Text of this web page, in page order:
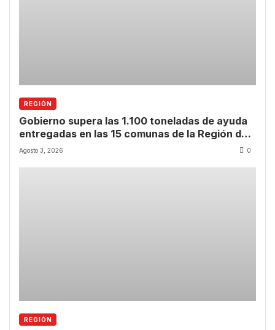
REGIÓN
Gobierno supera las 1.100 toneladas de ayuda
entregadas en las 15 comunas de la Región de
Coquimbo
Agosto 3, 2026 0
REGIÓN